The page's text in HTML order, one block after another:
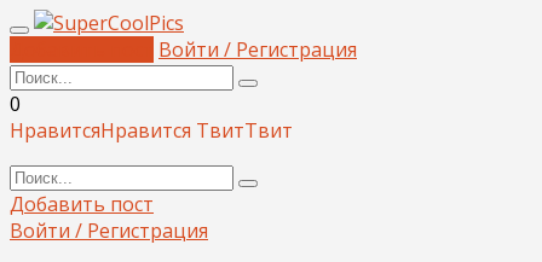
Войти / Регистрация
0
НравитсяНравится ТвитТвит
Добавить пост
Войти / Регистрация